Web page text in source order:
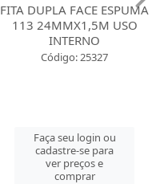
FITA DUPLA FACE ESPUMA
113 24MMX1,5M USO
INTERNO
Código: 25327
Faça seu login ou
cadastre-se para
ver preços e
comprar